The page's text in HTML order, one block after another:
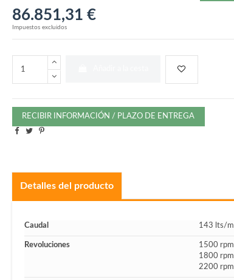
86.851,31 €
Impuestos excluidos
RECIBIR INFORMACIÓN / PLAZO DE ENTREGA
Detalles del producto
Caudal 143 lts/
Revoluciones
1500 rpm
1800 rpm
2200 rpm